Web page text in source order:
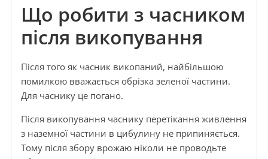
Що робити з часником
після викопування
Після того як часник викопаний, найбільшою
помилкою вважається обрізка зеленої частини.
Для часнику це погано.
Після викопування часнику перетікання живлення
з наземної частини в цибулину не припиняється.
Тому після збору врожаю ніколи не проводьте